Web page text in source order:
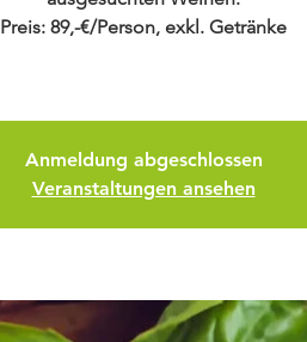
Preis: 89,-€/Person, exkl. Getränke
Anmeldung abgeschlossen
Veranstaltungen ansehen